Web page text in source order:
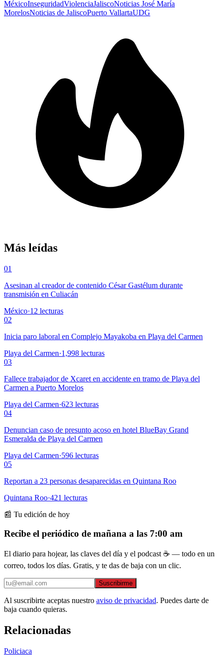
MéxicoInseguridadViolenciaJaliscoNoticias José María
MorelosNoticias de JaliscoPuerto VallartaUDG
Más leídas
01
Asesinan al creador de contenido César Gastélum durante
transmisión en Culiacán
México·12 lecturas
02
Inicia paro laboral en Complejo Mayakoba en Playa del Carmen
Playa del Carmen·1,998 lecturas
03
Fallece trabajador de Xcaret en accidente en tramo de Playa del
Carmen a Puerto Morelos
Playa del Carmen·623 lecturas
04
Denuncian caso de presunto acoso en hotel BlueBay Grand
Esmeralda de Playa del Carmen
Playa del Carmen·596 lecturas
05
Reportan a 23 personas desaparecidas en Quintana Roo
Quintana Roo·421 lecturas
📰 Tu edición de hoy
Recibe el periódico de mañana a las 7:00 am
El diario para hojear, las claves del día y el podcast ☕ — todo en un
correo, todos los días. Gratis, y te das de baja con un clic.
Suscribirme
Al suscribirte aceptas nuestro aviso de privacidad. Puedes darte de
baja cuando quieras.
Relacionadas
Policiaca